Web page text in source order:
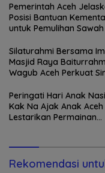
Pemerintah Aceh
Posisi Bantuan
untuk Pemulihan
Silaturahmi Bersama
Masjid Raya
Wagub Aceh Perkuat
Peringati Hari Anak
Kak Na Ajak Anak Aceh
Lestarikan Permainan
Rekomendasi